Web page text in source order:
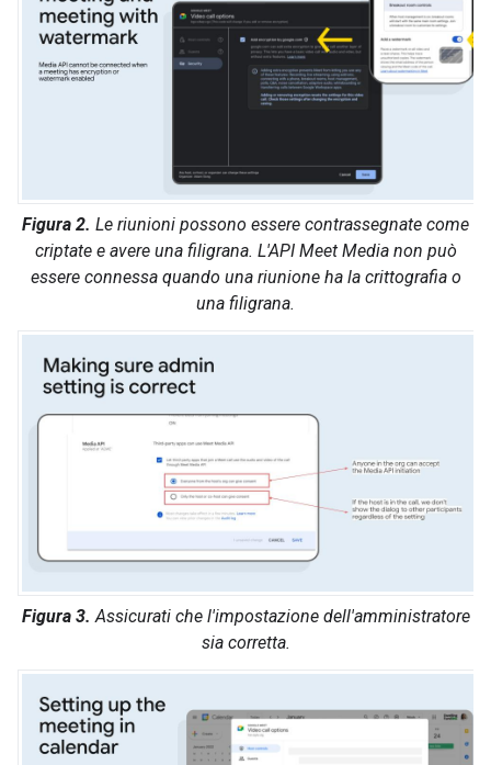
Figura 2. Le riunioni possono essere contrassegnate come
criptate e avere una filigrana. L'API Meet Media non può
essere connessa quando una riunione ha la crittografia o
una filigrana.
Figura 3. Assicurati che l'impostazione dell'amministratore
sia corretta.